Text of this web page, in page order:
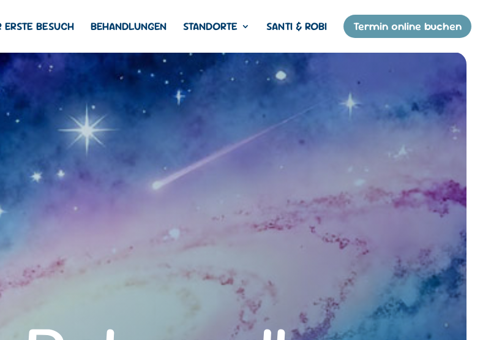
ERSTE BESUCH BEHANDLUNGEN STANDORTE SANTI & ROBI Termin online buchen